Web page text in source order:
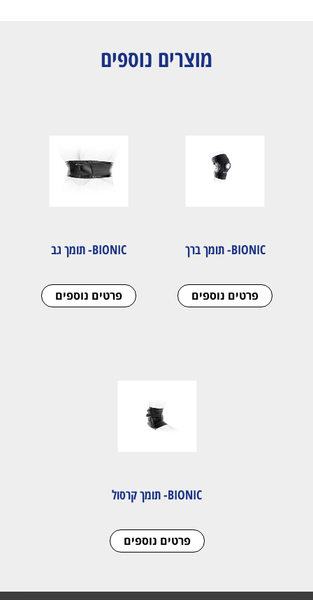
מוצרים נוספים
BIONIC- תומך ברך
פרטים נוספים
BIONIC- תומך גב
פרטים נוספים
BIONIC- תומך קרסול
פרטים נוספים